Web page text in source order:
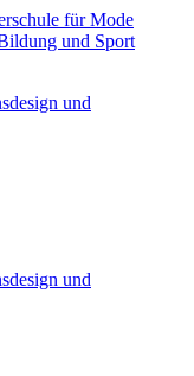
und
und